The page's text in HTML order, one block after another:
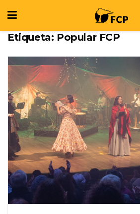
Etiqueta: Popular FCP